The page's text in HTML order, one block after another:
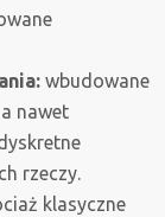
wbudowane
nawet
rzeczy.
klasyczne